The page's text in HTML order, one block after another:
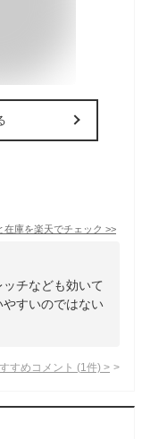
在庫を楽天でチェック >>
チなども効いて
すいのではない
すめコメント (1 件) >